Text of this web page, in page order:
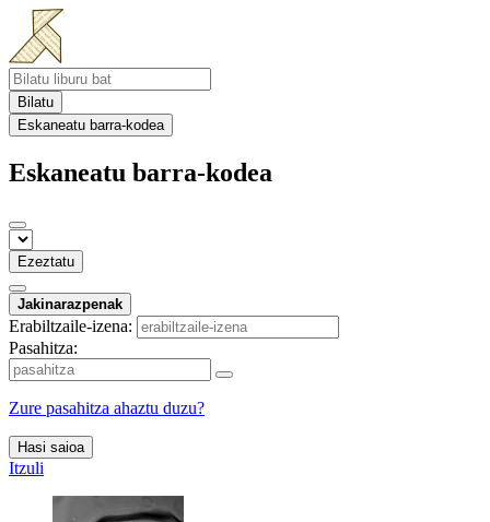
Bilatu
Eskaneatu barra-kodea
Eskaneatu barra-kodea
Ezeztatu
Jakinarazpenak
Erabiltzaile-izena:
Pasahitza:
Zure pasahitza ahaztu duzu?
Hasi saioa
Itzuli